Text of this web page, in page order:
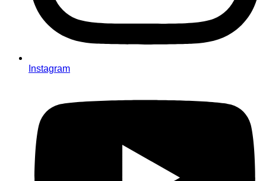
Instagram